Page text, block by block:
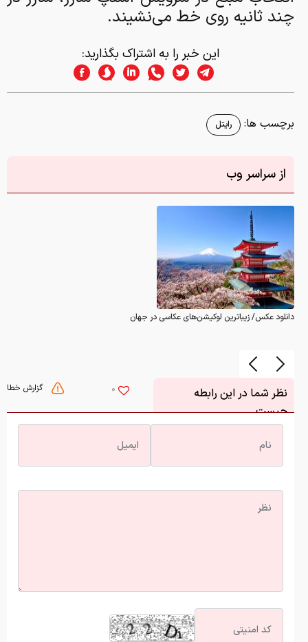
چند ثانیه روی خط می‌نشیند.
این خبر را به اشتراک بگذارید:
برچسب ها: رایتل
از سراسر وب
دانلود عکس/ زیباترین لوکیشن‌های عکاسی در جهان
گزارش خطا 0
نظر شما در این رابطه
چیست